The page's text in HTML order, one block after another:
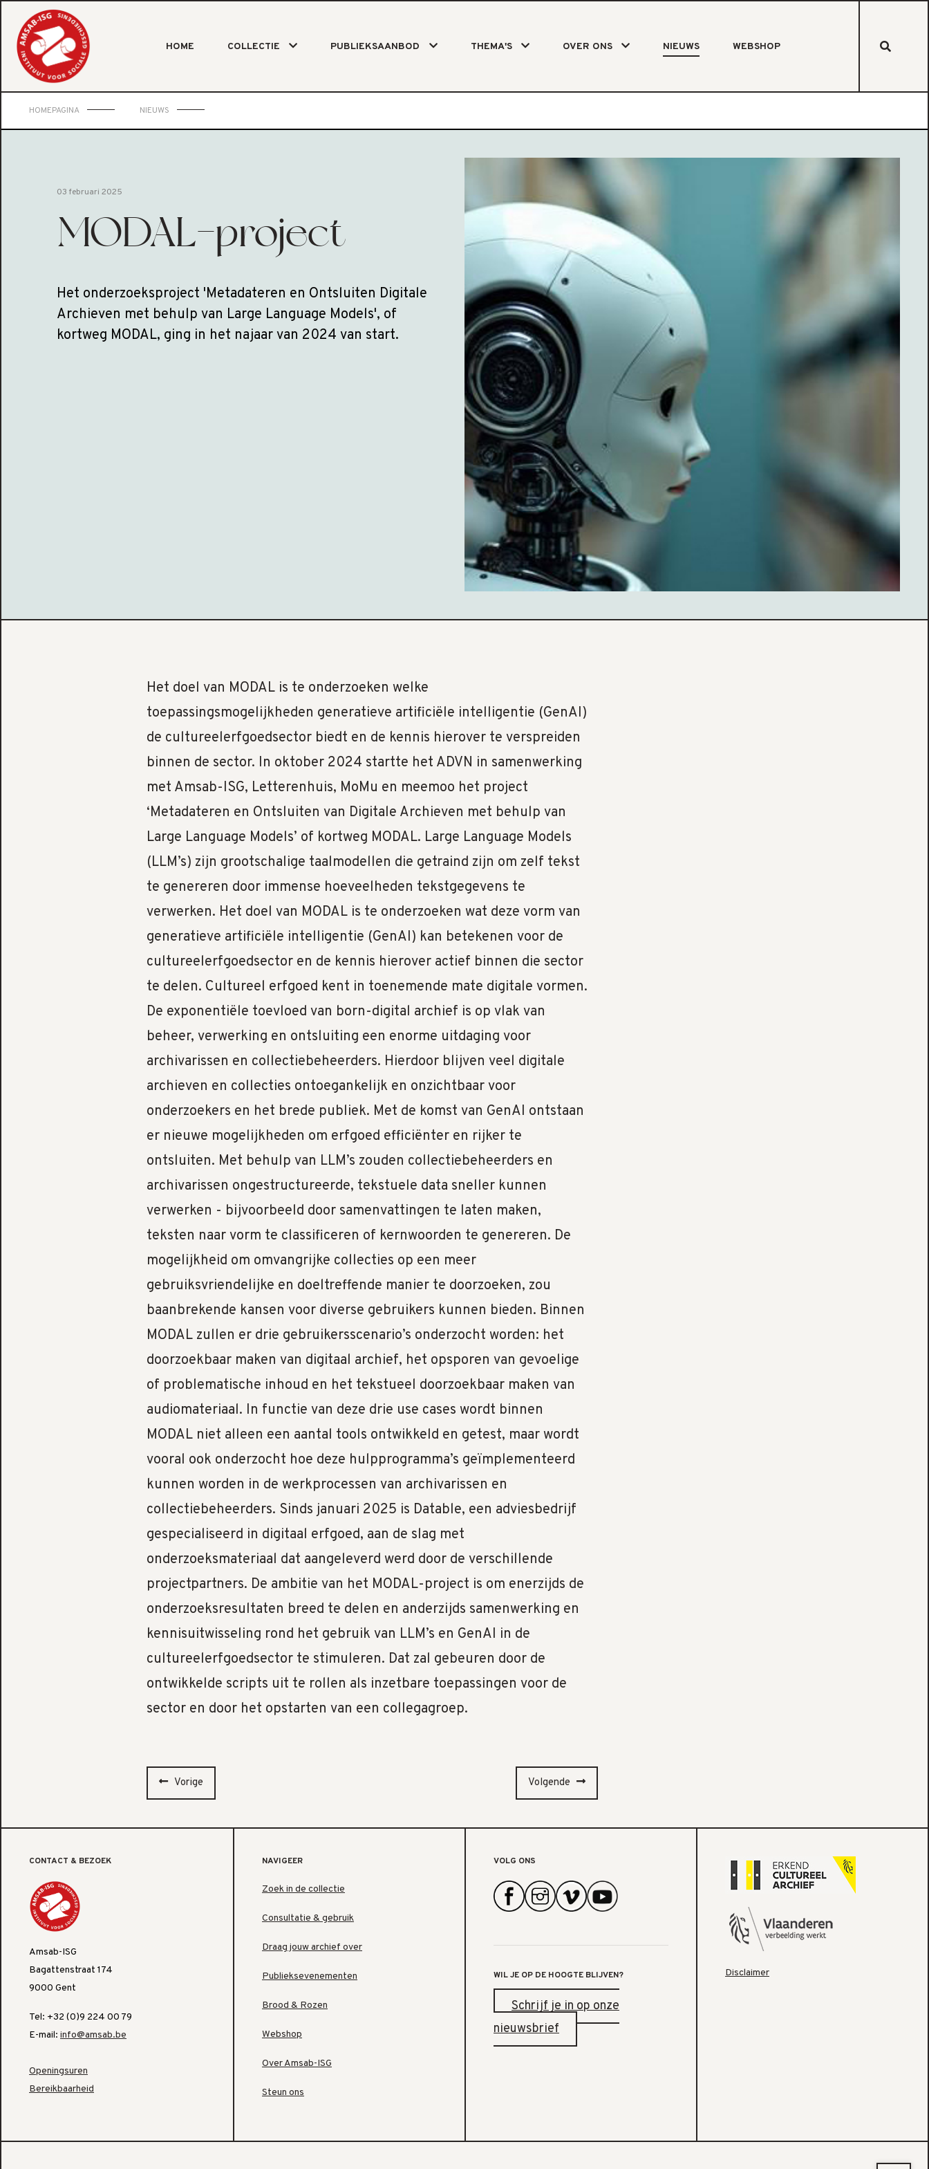
HOME COLLECTIE PUBLIEKSAANBOD THEMA'S OVER ONS NIEUWS WEBSHOP
HOMEPAGINA NIEUWS
03 februari 2025
MODAL-project
Het onderzoeksproject 'Metadateren en Ontsluiten Digitale
Archieven met behulp van Large Language Models', of
kortweg MODAL, ging in het najaar van 2024 van start.
Het doel van MODAL is te onderzoeken welke
toepassingsmogelijkheden generatieve artificiële intelligentie (GenAI)
de cultureelerfgoedsector biedt en de kennis hierover te verspreiden
binnen de sector. In oktober 2024 startte het ADVN in samenwerking
met Amsab-ISG, Letterenhuis, MoMu en meemoo het project
‘Metadateren en Ontsluiten van Digitale Archieven met behulp van
Large Language Models’ of kortweg MODAL. Large Language Models
(LLM’s) zijn grootschalige taalmodellen die getraind zijn om zelf tekst
te genereren door immense hoeveelheden tekstgegevens te
verwerken. Het doel van MODAL is te onderzoeken wat deze vorm van
generatieve artificiële intelligentie (GenAI) kan betekenen voor de
cultureelerfgoedsector en de kennis hierover actief binnen die sector
te delen. Cultureel erfgoed kent in toenemende mate digitale vormen.
De exponentiële toevloed van born-digital archief is op vlak van
beheer, verwerking en ontsluiting een enorme uitdaging voor
archivarissen en collectiebeheerders. Hierdoor blijven veel digitale
archieven en collecties ontoegankelijk en onzichtbaar voor
onderzoekers en het brede publiek. Met de komst van GenAI ontstaan
er nieuwe mogelijkheden om erfgoed efficiënter en rijker te
ontsluiten. Met behulp van LLM’s zouden collectiebeheerders en
archivarissen ongestructureerde, tekstuele data sneller kunnen
verwerken - bijvoorbeeld door samenvattingen te laten maken,
teksten naar vorm te classificeren of kernwoorden te genereren. De
mogelijkheid om omvangrijke collecties op een meer
gebruiksvriendelijke en doeltreffende manier te doorzoeken, zou
baanbrekende kansen voor diverse gebruikers kunnen bieden. Binnen
MODAL zullen er drie gebruikersscenario’s onderzocht worden: het
doorzoekbaar maken van digitaal archief, het opsporen van gevoelige
of problematische inhoud en het tekstueel doorzoekbaar maken van
audiomateriaal. In functie van deze drie use cases wordt binnen
MODAL niet alleen een aantal tools ontwikkeld en getest, maar wordt
vooral ook onderzocht hoe deze hulpprogramma’s geïmplementeerd
kunnen worden in de werkprocessen van archivarissen en
collectiebeheerders. Sinds januari 2025 is Datable, een adviesbedrijf
gespecialiseerd in digitaal erfgoed, aan de slag met
onderzoeksmateriaal dat aangeleverd werd door de verschillende
projectpartners. De ambitie van het MODAL-project is om enerzijds de
onderzoeksresultaten breed te delen en anderzijds samenwerking en
kennisuitwisseling rond het gebruik van LLM’s en GenAI in de
cultureelerfgoedsector te stimuleren. Dat zal gebeuren door de
ontwikkelde scripts uit te rollen als inzetbare toepassingen voor de
sector en door het opstarten van een collegagroep.
Vorige Volgende
CONTACT & BEZOEK
Amsab-ISG
Bagattenstraat 174
9000 Gent
Tel: +32 (0)9 224 00 79
E-mail: info@amsab.be
Openingsuren
Bereikbaarheid
NAVIGEER
Zoek in de collectie
Consultatie & gebruik
Draag jouw archief over
Publieksevenementen
Brood & Rozen
Webshop
Over Amsab-ISG
Steun ons
VOLG ONS
WIL JE OP DE HOOGTE BLIJVEN?
Schrijf je in op onze
nieuwsbrief
Disclaimer